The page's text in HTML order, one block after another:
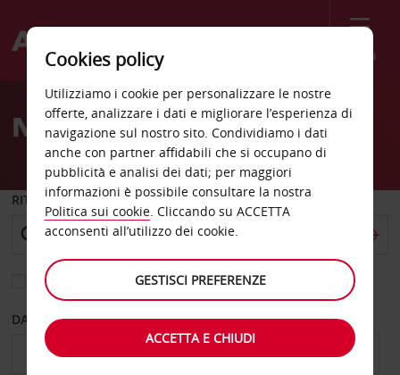
Menù
Welcome
AvisNoleggio auto Trenton
RITIRO DA
Scegli una località di riconsegna diversa
DAL GIORNO AL GIORNO
Cookies policy
Utilizziamo i cookie per personalizzare le nostre
offerte, analizzare i dati e migliorare l’esperienza di
navigazione sul nostro sito. Condividiamo i dati
anche con partner affidabili che si occupano di
pubblicità e analisi dei dati; per maggiori
informazioni è possibile consultare la nostra
Politica sui cookie. Cliccando su ACCETTA
acconsenti all’utilizzo dei cookie.
GESTISCI PREFERENZE
ACCETTA E CHIUDI